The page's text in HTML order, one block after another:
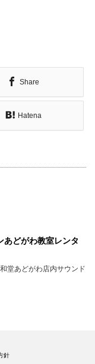
Share
Hatena
あどがわ教室レンタ
堂あどがわ店内サウンド
針